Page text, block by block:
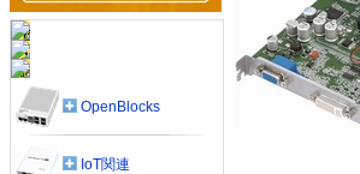
OpenBlocks
IoT関連